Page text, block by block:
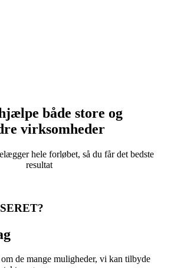
både store og
virksomheder
hele forløbet, så du får det bedste
resultat
de mange muligheder, vi kan tilbyde